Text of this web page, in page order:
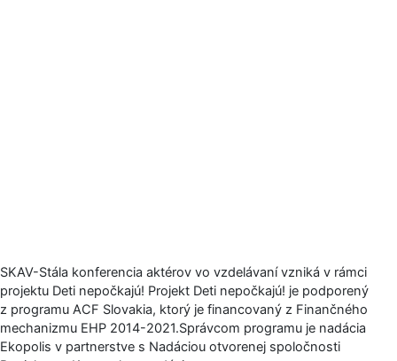
SKAV-Stála konferencia aktérov vo vzdelávaní vzniká v rámci
projektu Deti nepočkajú! Projekt Deti nepočkajú! je podporený
z programu ACF Slovakia, ktorý je financovaný z Finančného
mechanizmu EHP 2014-2021.Správcom programu je nadácia
Ekopolis v partnerstve s Nadáciou otvorenej spoločnosti